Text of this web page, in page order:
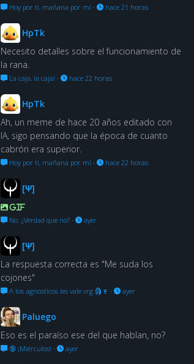
Hoy por ti, mañana por mí · hace 21 horas
HpTk
Necesito detalles sobre el funcionamiento de
la rana.
La caja, la caja! · hace 22 horas
HpTk
Ah, un meme de hace 20 años editado con
IA, sigo pensando que la época de cuanto
cabrón era superior.
Hoy por ti, mañana por mí · hace 22 horas
[Ψ]
GIF
No. ¿Verdad que no? · ayer
[Ψ]
La respuesta correcta es "Me suda los
cojones"
A los agnosticos les vale vrg 🗿🍷 · ayer
Paluego
Eso es el paraíso ese del que hablan, no?
🔞 ¡Miérculos! · ayer